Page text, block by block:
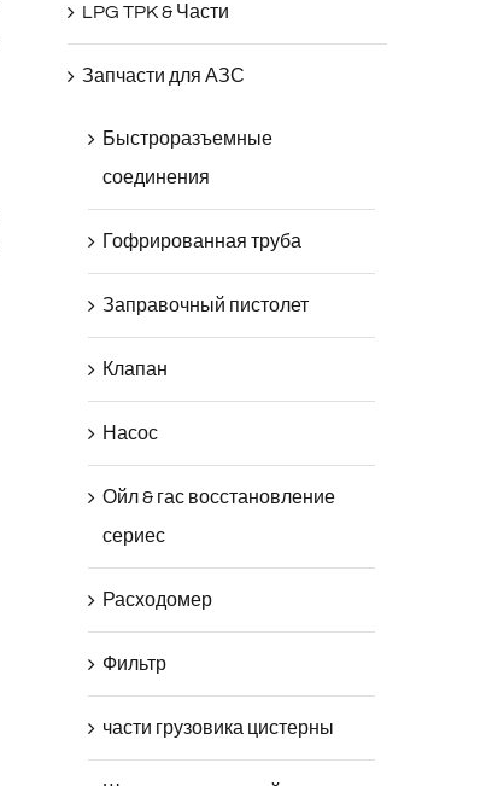
LPG TPK & Части
Запчасти для АЗС
Быстроразъемные
соединения
Гофрированная труба
Заправочный пистолет
Клапан
Насос
Ойл & гас восстановление
сериес
Расходомер
Фильтр
части грузовика цистерны